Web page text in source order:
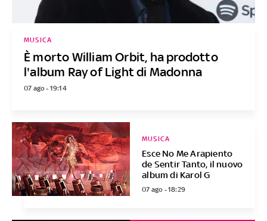
È morto William Orbit, ha prodotto
l'album Ray of Light di Madonna
MUSICA
07 ago - 19:14
Esce No Me Arapiento
de Sentir Tanto, il nuovo
album di Karol G
MUSICA
07 ago - 18:29